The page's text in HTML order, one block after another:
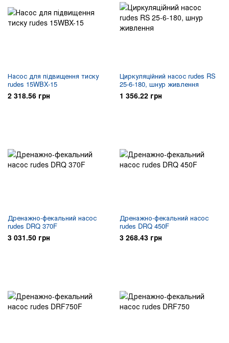
Насос для підвищення тиску
rudes 15WBX-15
2 318.56 грн
Циркуляційний насос rudes RS
25-6-180, шнур живлення
1 356.22 грн
Дренажно-фекальний насос
rudes DRQ 370F
3 031.50 грн
Дренажно-фекальний насос
rudes DRQ 450F
3 268.43 грн